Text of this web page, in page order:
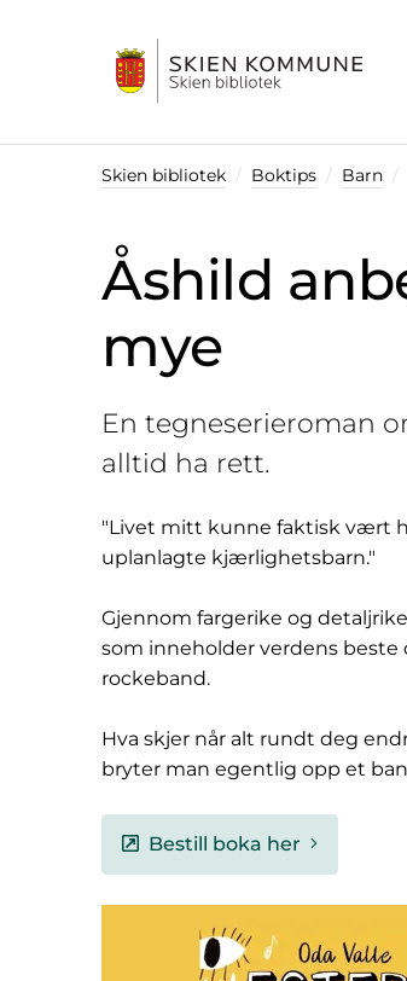
Skien bibliotek Boktips Barn
Åshild
mye
En tegneserieroman
alltid ha rett.
"Livet mitt kunne faktisk vært
uplanlagte kjærlighetsbarn."
Gjennom fargerike og
som inneholder verdens
rockeband.
Hva skjer når alt rundt deg
bryter man egentlig opp et
Bestill boka her